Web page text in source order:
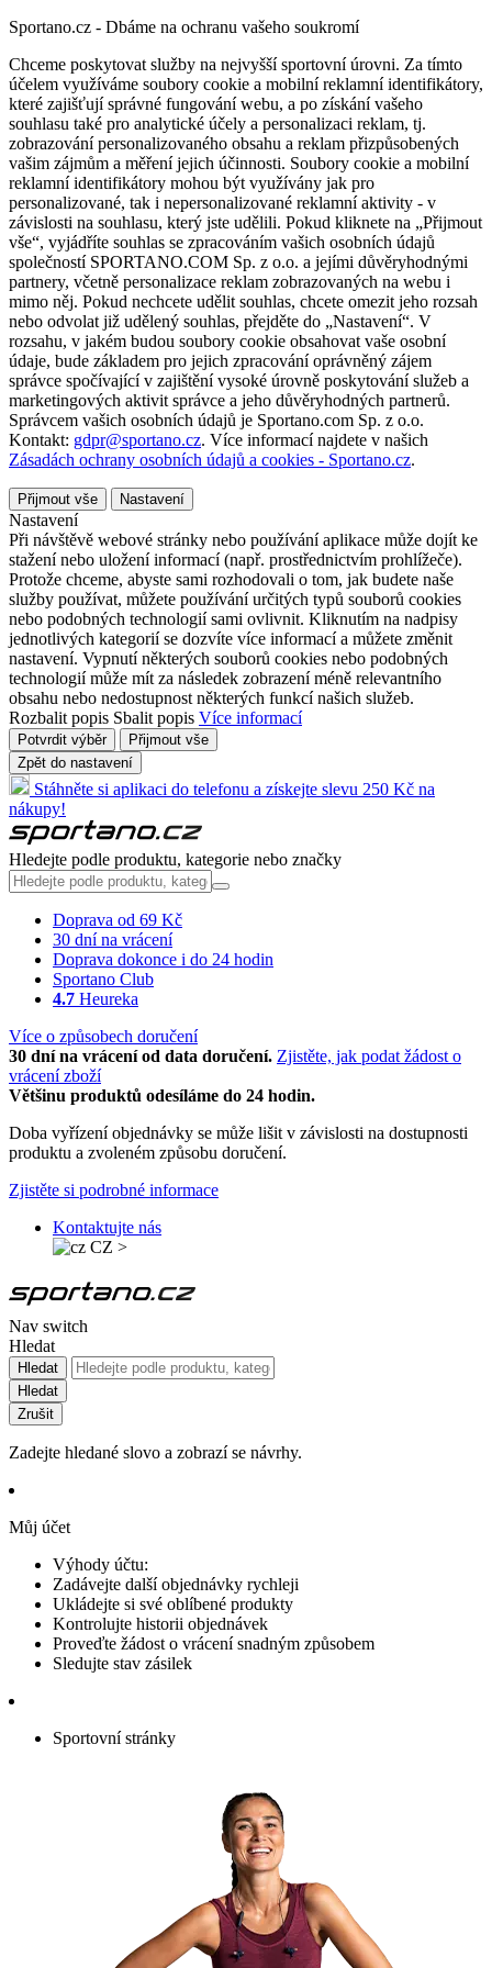
Sportano.cz - Dbáme na ochranu vašeho soukromí
Chceme poskytovat služby na nejvyšší sportovní úrovni. Za tímto
účelem využíváme soubory cookie a mobilní reklamní identifikátory,
které zajišťují správné fungování webu, a po získání vašeho
souhlasu také pro analytické účely a personalizaci reklam, tj.
zobrazování personalizovaného obsahu a reklam přizpůsobených
vašim zájmům a měření jejich účinnosti. Soubory cookie a mobilní
reklamní identifikátory mohou být využívány jak pro
personalizované, tak i nepersonalizované reklamní aktivity - v
závislosti na souhlasu, který jste udělili. Pokud kliknete na „Přijmout
vše“, vyjádříte souhlas se zpracováním vašich osobních údajů
společností SPORTANO.COM Sp. z o.o. a jejími důvěryhodnými
partnery, včetně personalizace reklam zobrazovaných na webu i
mimo něj. Pokud nechcete udělit souhlas, chcete omezit jeho rozsah
nebo odvolat již udělený souhlas, přejděte do „Nastavení“. V
rozsahu, v jakém budou soubory cookie obsahovat vaše osobní
údaje, bude základem pro jejich zpracování oprávněný zájem
správce spočívající v zajištění vysoké úrovně poskytování služeb a
marketingových aktivit správce a jeho důvěryhodných partnerů.
Správcem vašich osobních údajů je Sportano.com Sp. z o.o.
Kontakt: gdpr@sportano.cz. Více informací najdete v našich
Zásadách ochrany osobních údajů a cookies - Sportano.cz.
Přijmout vše Nastavení
Nastavení
Při návštěvě webové stránky nebo používání aplikace může dojít ke
stažení nebo uložení informací (např. prostřednictvím prohlížeče).
Protože chceme, abyste sami rozhodovali o tom, jak budete naše
služby používat, můžete používání určitých typů souborů cookies
nebo podobných technologií sami ovlivnit. Kliknutím na nadpisy
jednotlivých kategorií se dozvíte více informací a můžete změnit
nastavení. Vypnutí některých souborů cookies nebo podobných
technologií může mít za následek zobrazení méně relevantního
obsahu nebo nedostupnost některých funkcí našich služeb.
Rozbalit popis Sbalit popis Více informací
Potvrdit výběr
Přijmout vše
Zpět do nastavení
Stáhněte si aplikaci do telefonu a získejte slevu 250 Kč na
nákupy!
Hledejte podle produktu, kategorie nebo značky
Doprava od 69 Kč
30 dní na vrácení
Doprava dokonce i do 24 hodin
Sportano Club
4.7 Heureka
Více o způsobech doručení
30 dní na vrácení od data doručení. Zjistěte, jak podat žádost o
vrácení zboží
Většinu produktů odesíláme do 24 hodin.
Doba vyřízení objednávky se může lišit v závislosti na dostupnosti
produktu a zvoleném způsobu doručení.
Zjistěte si podrobné informace
Kontaktujte nás
CZ >
Nav switch
Hledat
Hledat
Hledat
Zrušit
Zadejte hledané slovo a zobrazí se návrhy.
Můj účet
Výhody účtu:
Zadávejte další objednávky rychleji
Ukládejte si své oblíbené produkty
Kontrolujte historii objednávek
Proveďte žádost o vrácení snadným způsobem
Sledujte stav zásilek
Sportovní stránky